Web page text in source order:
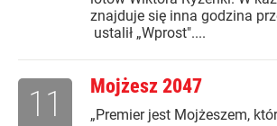
znajduje się inna godzina
ustalił „Wprost"....
Mojżesz 2047
„Premier jest Mojżeszem,
11